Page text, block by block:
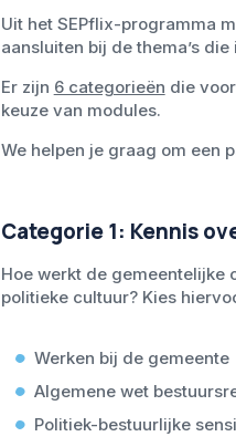
Uit het SEPflix-programma
aansluiten bij de thema’s
Er zijn 6 categorieën die
keuze van modules.
We helpen je graag om een
Categorie 1: Kennis
Hoe werkt de gemeentelijke
politieke cultuur? Kies
Werken bij de gemeente
Algemene wet
Politiek-bestuurlijke